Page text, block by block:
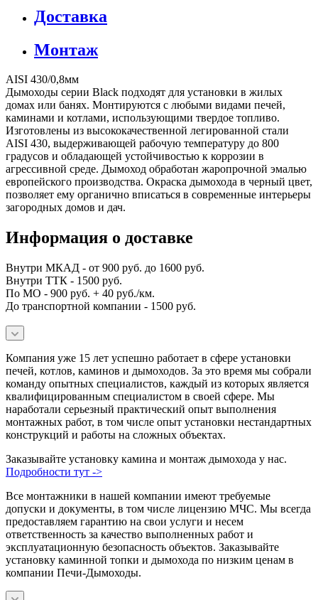
Доставка
Монтаж
AISI 430/0,8мм
Дымоходы серии Black подходят для установки в жилых
домах или банях. Монтируются с любыми видами печей,
каминами и котлами, использующими твердое топливо.
Изготовлены из высококачественной легированной стали
AISI 430, выдерживающей рабочую температуру до 800
градусов и обладающей устойчивостью к коррозии в
агрессивной среде. Дымоход обработан жаропрочной эмалью
европейского производства. Окраска дымохода в черный цвет,
позволяет ему органично вписаться в современные интерьеры
загородных домов и дач.
Информация о доставке
Внутри МКАД - от 900 руб. до 1600 руб.
Внутри ТТК - 1500 руб.
По МО - 900 руб. + 40 руб./км.
До транспортной компании - 1500 руб.
Компания уже 15 лет успешно работает в сфере установки
печей, котлов, каминов и дымоходов. За это время мы собрали
команду опытных специалистов, каждый из которых является
квалифицированным специалистом в своей сфере. Мы
наработали серьезный практический опыт выполнения
монтажных работ, в том числе опыт установки нестандартных
конструкций и работы на сложных объектах.
Заказывайте установку камина и монтаж дымохода у нас.
Подробности тут ->
Все монтажники в нашей компании имеют требуемые
допуски и документы, в том числе лицензию МЧС. Мы всегда
предоставляем гарантию на свои услуги и несем
ответственность за качество выполненных работ и
эксплуатационную безопасность объектов. Заказывайте
установку каминной топки и дымохода по низким ценам в
компании Печи-Дымоходы.